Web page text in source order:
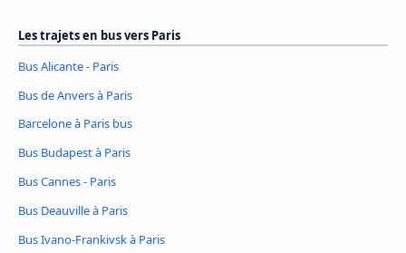
Les trajets en bus vers Paris
Bus Alicante - Paris
Bus de Anvers à Paris
Barcelone à Paris bus
Bus Budapest à Paris
Bus Cannes - Paris
Bus Deauville à Paris
Bus Ivano-Frankivsk à Paris